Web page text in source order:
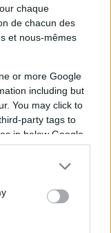
chaque
de chacun des
et nous-mêmes
or more Google
including but
You may click to
party tags to
in below Google
Lyon OU
OU
Montpellier
Lyon OU